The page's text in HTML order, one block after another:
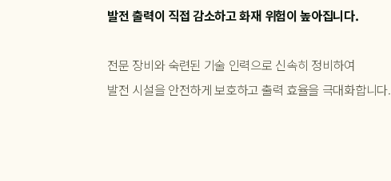
발전 출력이 직접 감소하고 화재 위험이 높아집니다.
전문 장비와 숙련된 기술 인력으로 신속히 정비하여
발전 시설을 안전하게 보호하고 출력 효율을 극대화합니다.